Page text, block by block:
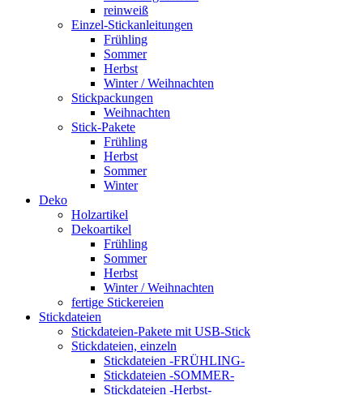
reinweiß
Einzel-Stickanleitungen
Frühling
Sommer
Herbst
Winter / Weihnachten
Stickpackungen
Weihnachten
Stick-Pakete
Frühling
Herbst
Sommer
Winter
Deko
Holzartikel
Dekoartikel
Frühling
Sommer
Herbst
Winter / Weihnachten
fertige Stickereien
Stickdateien
Stickdateien-Pakete mit USB-Stick
Stickdateien, einzeln
Stickdateien -FRÜHLING-
Stickdateien -SOMMER-
Stickdateien -Herbst-